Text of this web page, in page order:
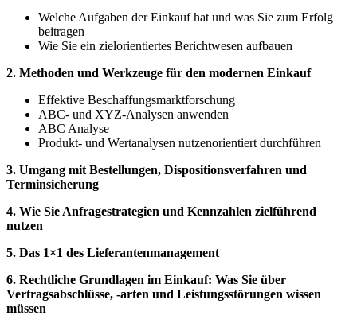
Welche Aufgaben der Einkauf hat und was Sie zum Erfolg
beitragen
Wie Sie ein zielorientiertes Berichtwesen aufbauen
2. Methoden und Werkzeuge für den modernen Einkauf
Effektive Beschaffungsmarktforschung
ABC- und XYZ-Analysen anwenden
ABC Analyse
Produkt- und Wertanalysen nutzenorientiert durchführen
3. Umgang mit Bestellungen, Dispositionsverfahren und
Terminsicherung
4. Wie Sie Anfragestrategien und Kennzahlen zielführend
nutzen
5. Das 1×1 des Lieferantenmanagement
6. Rechtliche Grundlagen im Einkauf: Was Sie über
Vertragsabschlüsse, -arten und Leistungsstörungen wissen
müssen